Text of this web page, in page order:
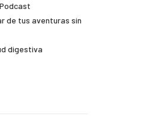
de tus aventuras sin
digestiva